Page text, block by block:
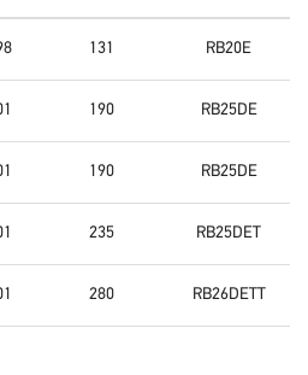
131 RB20E
190 RB25DE
190 RB25DE
235 RB25DET
280 RB26DETT